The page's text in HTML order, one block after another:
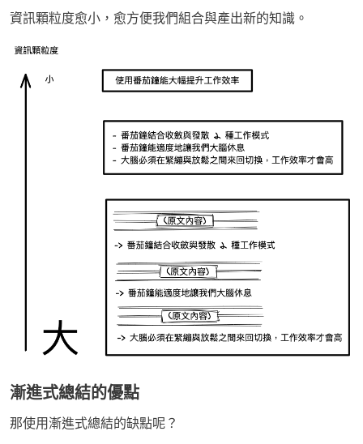
資訊顆粒度愈小，愈方便我們組合與產出新的知識。
漸進式總結的優點
那使用漸進式總結的缺點呢？